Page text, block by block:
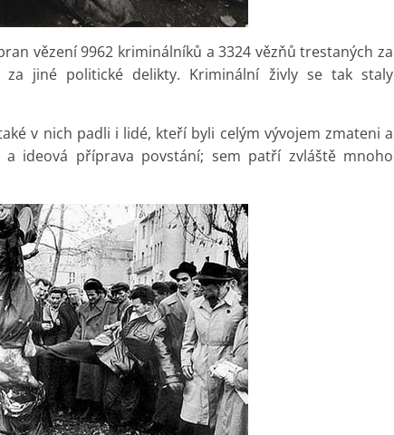
vězení 9962 kriminálníků a 3324 vězňů trestaných za
jiné politické delikty. Kriminální živly se tak staly
v nich padli i lidé, kteří byli celým vývojem zmateni a
ideová příprava povstání; sem patří zvláště mnoho